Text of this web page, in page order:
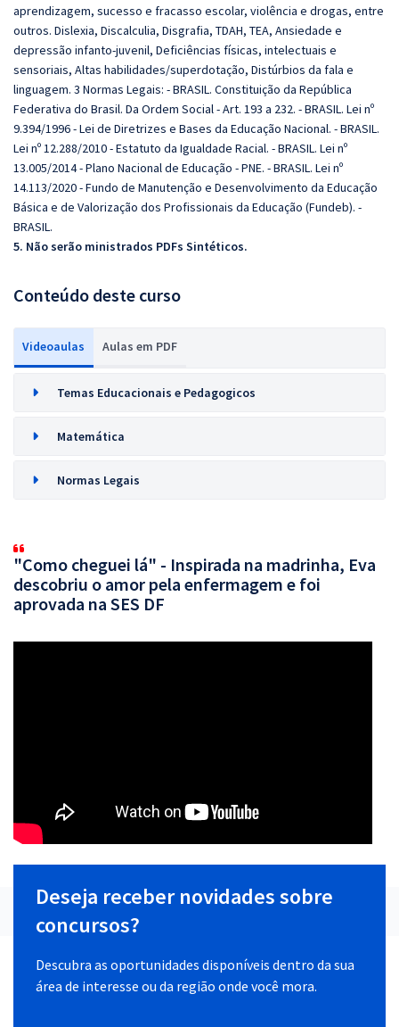
aprendizagem, sucesso e fracasso escolar, violência e drogas, entre
outros. Dislexia, Discalculia, Disgrafia, TDAH, TEA, Ansiedade e
depressão infanto-juvenil, Deficiências físicas, intelectuais e
sensoriais, Altas habilidades/superdotação, Distúrbios da fala e
linguagem. 3 Normas Legais: - BRASIL. Constituição da República
Federativa do Brasil. Da Ordem Social - Art. 193 a 232. - BRASIL. Lei nº
9.394/1996 - Lei de Diretrizes e Bases da Educação Nacional. - BRASIL.
Lei nº 12.288/2010 - Estatuto da Igualdade Racial. - BRASIL. Lei nº
13.005/2014 - Plano Nacional de Educação - PNE. - BRASIL. Lei nº
14.113/2020 - Fundo de Manutenção e Desenvolvimento da Educação
Básica e de Valorização dos Profissionais da Educação (Fundeb). -
BRASIL.
5. Não serão ministrados PDFs Sintéticos.
Conteúdo deste curso
Videoaulas Aulas em PDF
Temas Educacionais e Pedagogicos
Matemática
Normas Legais
"Como cheguei lá" - Inspirada na madrinha, Eva
descobriu o amor pela enfermagem e foi
aprovada na SES DF
Deseja receber novidades sobre
concursos?
Descubra as oportunidades disponíveis dentro da sua
área de interesse ou da região onde você mora.